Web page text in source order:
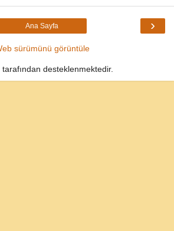
›
Ana Sayfa
sürümünü görüntüle
tarafından desteklenmektedir.